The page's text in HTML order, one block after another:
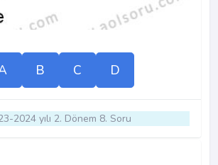
B C D
2024 yılı 2. Dönem 8. Soru